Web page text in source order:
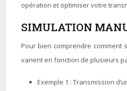
opération et optimiser votre
SIMULATION
Pour bien comprendre comment
varient en fonction de plusieurs
Exemple 1 : Transmission